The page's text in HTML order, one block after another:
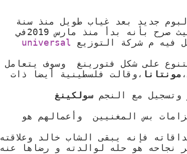
جديد بعد غياب طويل منذ سنة
2012 منذ طرح ألبوم ç la vie ،حيث صرح بأنه بدأ منذ مارس 2019في
فيه م شركة التوزيع universal
على شكل فتورينغ وسوف يتعامل
، مونتانا ،وقالت فلسطينية أيضا ذات
وتسجيل مع النجم سولكينغ
بس المغنيين وأعمالهم هو
فإنه يبقى الشاب خالد وعلاقته
نجاحه هو حله لوالدته و رضاها عنه